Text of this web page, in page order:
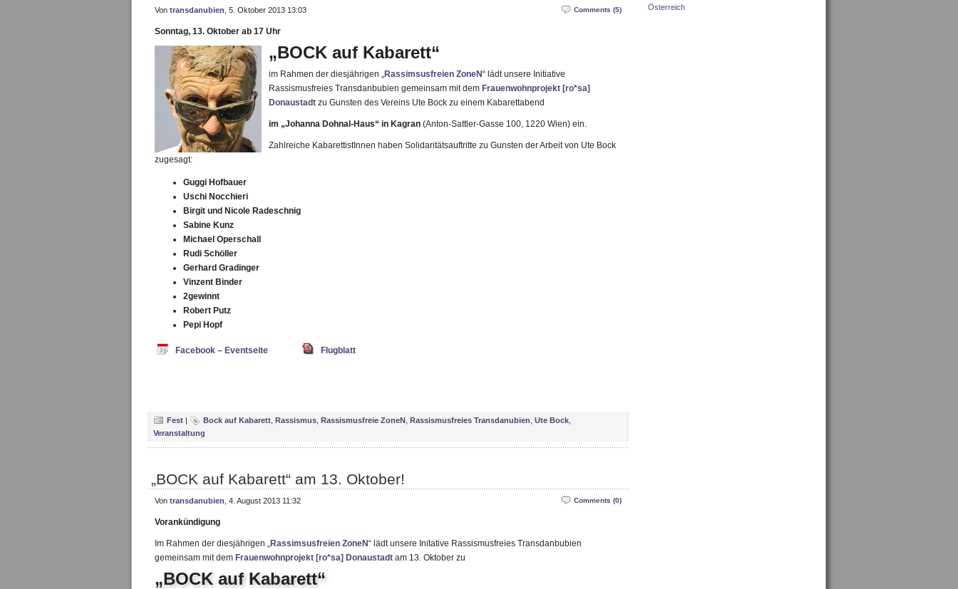
Comments (5)
Von transdanubien , 5. Oktober 2013 13:03
Sonntag, 13. Oktober ab 17 Uhr
„BOCK auf Kabarett“
im Rahmen der diesjährigen „Rassimsusfreien ZoneN“ lädt unsere Initiative
Rassismusfreies Transdanbubien gemeinsam mit dem Frauenwohnprojekt [ro*sa]
Donaustadt zu Gunsten des Vereins Ute Bock zu einem Kabarettabend
im „Johanna Dohnal-Haus“ in Kagran (Anton-Sattler-Gasse 100, 1220 Wien) ein.
Zahlreiche KabarettistInnen haben Solidaritätsauftritte zu Gunsten der Arbeit von Ute Bock
zugesagt:
Guggi Hofbauer
Uschi Nocchieri
Birgit und Nicole Radeschnig
Sabine Kunz
Michael Operschall
Rudi Schöller
Gerhard Gradinger
Vinzent Binder
2gewinnt
Robert Putz
Pepi Hopf
Facebook – Eventseite Flugblatt
Fest | Bock auf Kabarett Rassismus Rassismusfreie ZoneN Rassismusfreies Transdanubien Ute Bock
Veranstaltung
„BOCK auf Kabarett“ am 13. Oktober!
Comments (0)
Von transdanubien , 4. August 2013 11:32
Vorankündigung
Im Rahmen der diesjährigen „Rassimsusfreien ZoneN“ lädt unsere Initative Rassismusfreies Transdanbubien
gemeinsam mit dem Frauenwohnprojekt [ro*sa] Donaustadt am 13. Oktober zu
„BOCK auf Kabarett“
Österreich